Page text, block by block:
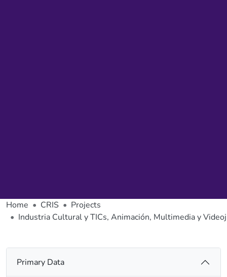
Home CRIS
Projects
Industria Cultural y TICs, Animación, Multimedia y
Primary Data